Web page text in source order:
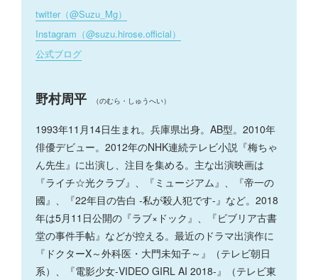
twitter（@Suzu_Mg）
Instagram（@suzu.hirose.official）
公式ブログ
野村周平 （のむら・しゅうへい）
1993年11月14日生まれ。兵庫県出身。AB型。2010年
俳優デビュー。2012年のNHK連続テレビ小説『梅ちゃ
ん先生』に出演し、注目を集める。主な出演映画は
『ライチ☆光クラブ』、『ミュージアム』、『帝一の
國』、『22年目の告白 -私が殺人犯です-』など。2018
年は5月11日公開の『ラブ×ドック』、『ビブリア古書
堂の事件手帖』などが控える。最近のドラマ出演作に
『ドクターX～外科医・大門未知子～』（テレビ朝日
系）、『電影少女-VIDEO GIRL AI 2018-』（テレビ東